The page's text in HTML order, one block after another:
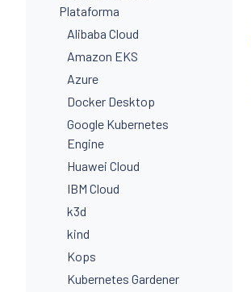
Plataforma
Alibaba Cloud
Amazon EKS
Azure
Docker Desktop
Google Kubernetes
Engine
Huawei Cloud
IBM Cloud
k3d
kind
Kops
Kubernetes Gardener